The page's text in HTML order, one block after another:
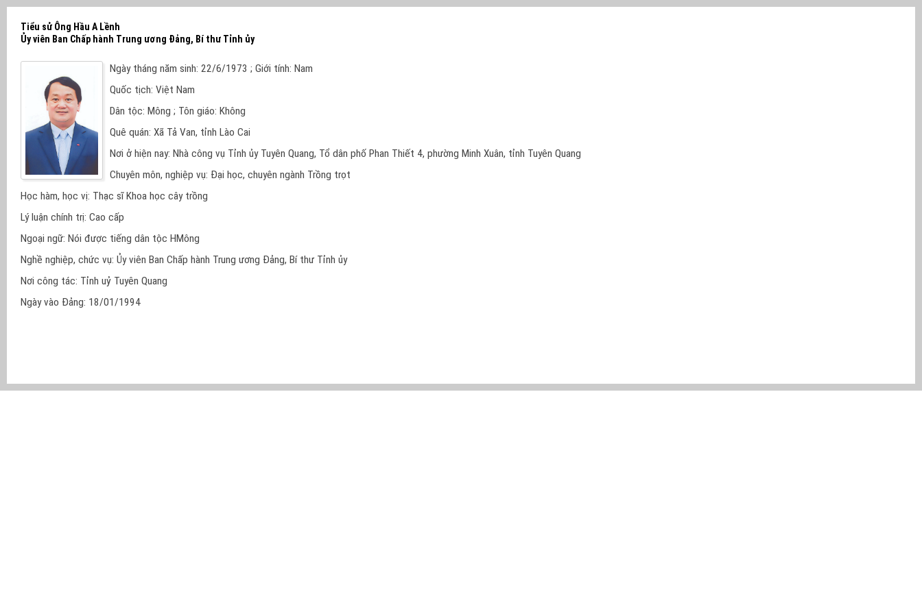
Tiểu sử Ông Hầu A Lềnh
Ủy viên Ban Chấp hành Trung ương Đảng, Bí thư Tỉnh ủy
Ngày tháng năm sinh: 22/6/1973 ; Giới tính: Nam
Quốc tịch: Việt Nam
Dân tộc: Mông ; Tôn giáo: Không
Quê quán: Xã Tả Van, tỉnh Lào Cai
Nơi ở hiện nay: Nhà công vụ Tỉnh ủy Tuyên Quang, Tổ dân phố Phan Thiết 4, phường Minh Xuân, tỉnh Tuyên Quang
Chuyên môn, nghiệp vụ: Đại học, chuyên ngành Trồng trọt
Học hàm, học vị: Thạc sĩ Khoa học cây trồng
Lý luận chính trị: Cao cấp
Ngoại ngữ: Nói được tiếng dân tộc HMông
Nghề nghiệp, chức vụ: Ủy viên Ban Chấp hành Trung ương Đảng, Bí thư Tỉnh ủy
Nơi công tác: Tỉnh uỷ Tuyên Quang
Ngày vào Đảng: 18/01/1994